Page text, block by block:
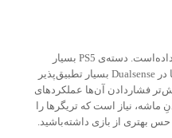
Dualshock 4 جای خود را به Dualsense داده‌است. دسته‌ی PS5 بسیار
پیشرفته‌تر از دسته‌ی PS4 است. تریگرها در Dualsense بسیار تطبیق‌پذیر
فشاردادن آن‌ها عملکردهای
ماشه، نیاز است که تریگرها را
بهتری از بازی داشته‌باشید.